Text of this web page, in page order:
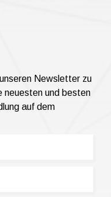
Newsletter zu
neuesten und besten
auf dem